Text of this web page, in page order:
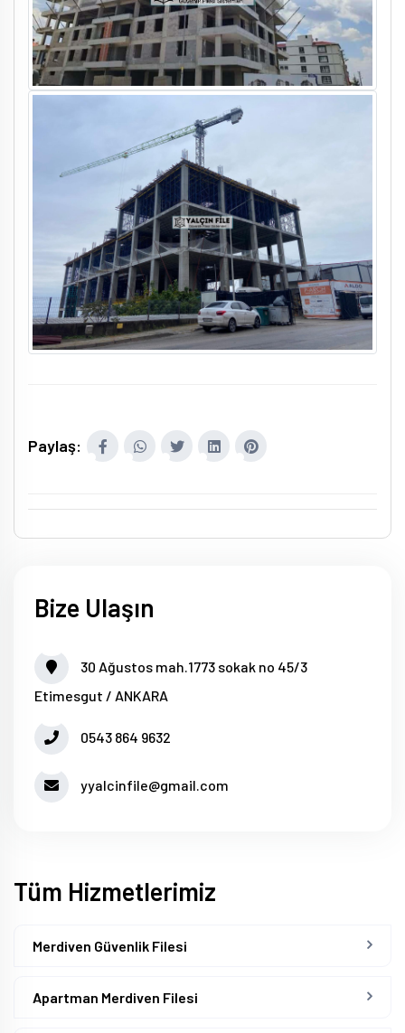
Paylaş:
Bize Ulaşın
30 Ağustos mah.1773 sokak no 45/3
Etimesgut / ANKARA
0543 864 9632
yyalcinfile@gmail.com
Tüm Hizmetlerimiz
Merdiven Güvenlik Filesi
Apartman Merdiven Filesi